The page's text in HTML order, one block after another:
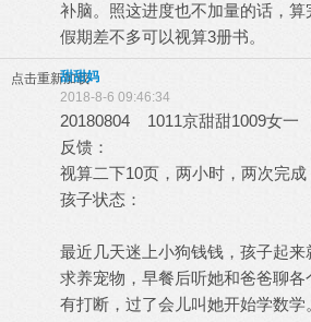
补脑。照这进度也不加量的话，算
假期差不多可以视算3册书。
点击重新加载
甜甜妈
2018-8-6 09:46:34
20180804 1011京甜甜1009女一
反馈：
视算二下10页，两小时，两次完成
孩子状态：
最近几天迷上小狗钱钱，孩子起
求养宠物，早餐后听她和爸爸聊
有打断，过了会儿叫她开始学数学